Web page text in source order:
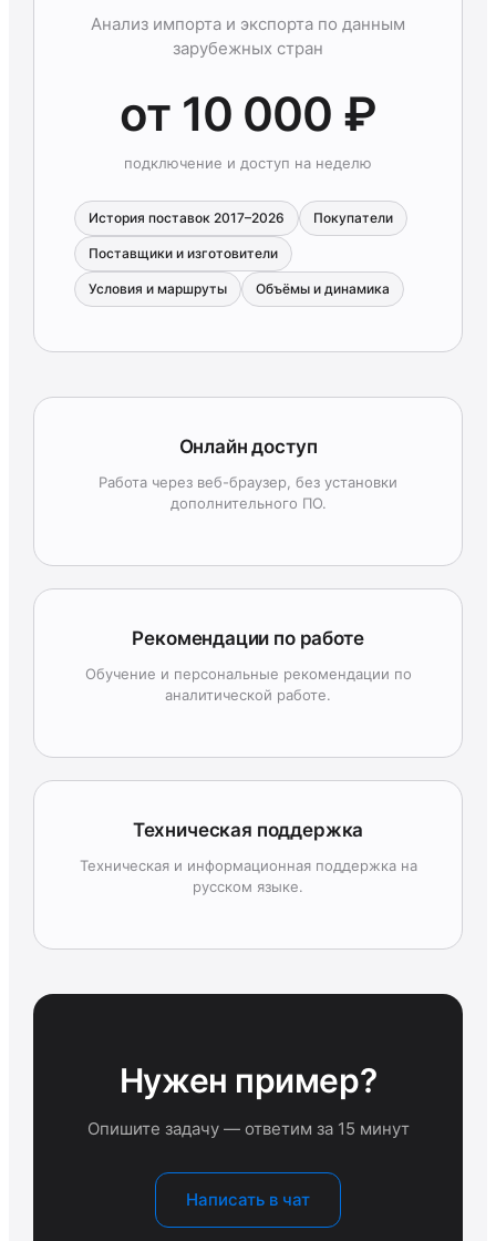
Анализ импорта и экспорта по данным
зарубежных стран
от 10 000 ₽
подключение и доступ на неделю
История поставок 2017–2026 Покупатели
Поставщики и изготовители
Условия и маршруты Объёмы и динамика
Онлайн доступ
Работа через веб-браузер, без установки
дополнительного ПО.
Рекомендации по работе
Обучение и персональные рекомендации по
аналитической работе.
Техническая поддержка
Техническая и информационная поддержка на
русском языке.
Нужен пример?
Опишите задачу — ответим за 15 минут
Написать в чат